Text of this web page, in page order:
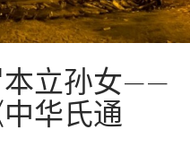
本立孙女——
华氏通